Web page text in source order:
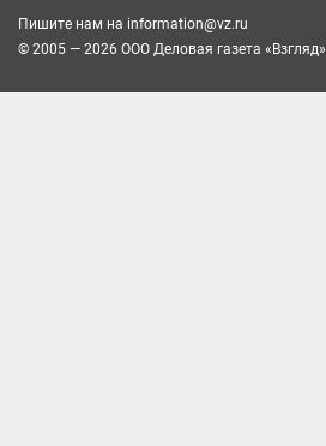
Пишите нам на information@vz.ru
© 2005 — 2026 ООО Деловая газета «Взгляд»